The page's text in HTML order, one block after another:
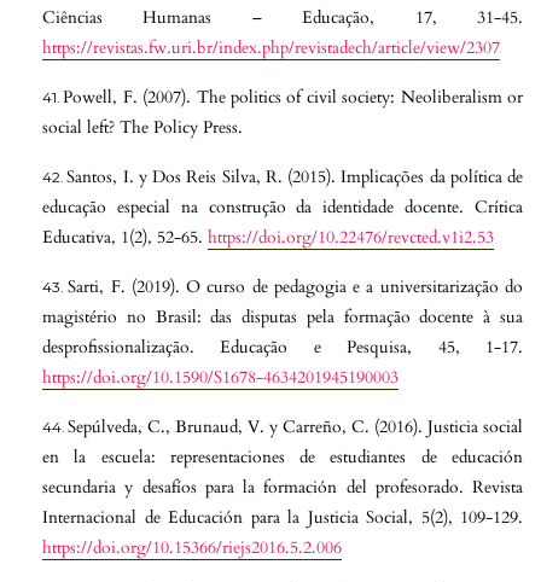
Ciências Humanas – Educação, 17, 31-45.
https://revistas.fw.uri.br/index.php/revistadech/article/view/2307
Powell, F. (2007). The politics of civil society: Neoliberalism or
social left? The Policy Press.
Santos, I. y Dos Reis Silva, R. (2015). Implicações da política de
educação especial na construção da identidade docente. Crítica
Educativa, 1(2), 52-65. https://doi.org/10.22476/revcted.v1i2.53
Sarti, F. (2019). O curso de pedagogia e a universitarização do
magistério no Brasil: das disputas pela formação docente à sua
desprofissionalização. Educação e Pesquisa, 45, 1-17.
https://doi.org/10.1590/S1678-4634201945190003
Sepúlveda, C., Brunaud, V. y Carreño, C. (2016). Justicia social
en la escuela: representaciones de estudiantes de educación
secundaria y desafíos para la formación del profesorado. Revista
Internacional de Educación para la Justicia Social, 5(2), 109-129.
https://doi.org/10.15366/riejs2016.5.2.006